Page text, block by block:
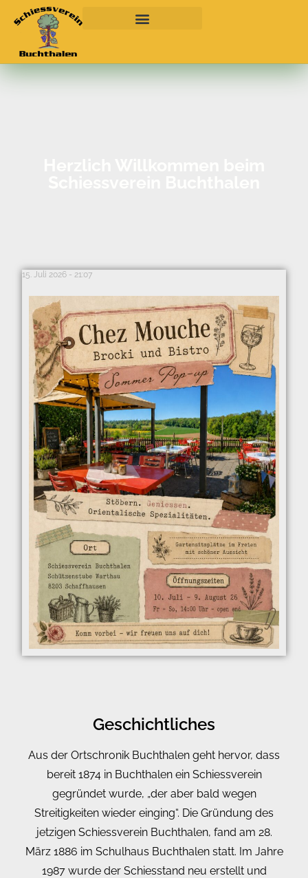
15. Juli 2026 21:07
Geschichtliches
Aus der Ortschronik Buchthalen geht hervor, dass
bereit 1874 in Buchthalen ein Schiessverein
gegründet wurde, „der aber bald wegen
Streitigkeiten wieder einging“. Die Gründung des
jetzigen Schiessverein Buchthalen, fand am 28.
März 1886 im Schulhaus Buchthalen statt. Im Jahre
1987 wurde der Schiesstand neu erstellt und